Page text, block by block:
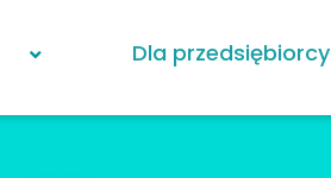
Dla przedsiębiorcy